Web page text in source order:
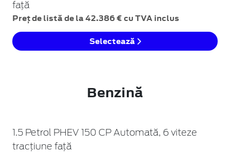
față
Preț de listă de la 42.386 € cu TVA inclus
Selectează
Benzină
1.5 Petrol PHEV 150 CP Automată, 6 viteze
tracțiune față